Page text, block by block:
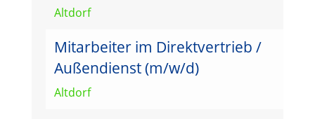
Altdorf
Mitarbeiter im Direktvertrieb /
Außendienst (m/w/d)
Altdorf